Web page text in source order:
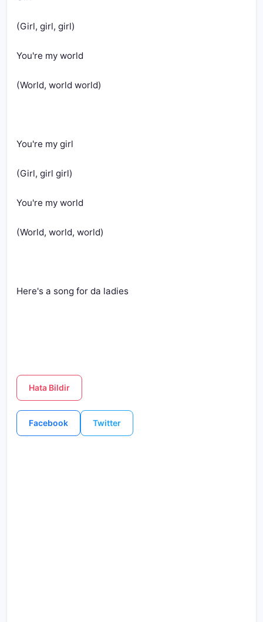
(Girl, girl, girl)
You're my world
(World, world world)
You're my girl
(Girl, girl girl)
You're my world
(World, world, world)
Here's a song for da ladies
Hata Bildir
Facebook Twitter